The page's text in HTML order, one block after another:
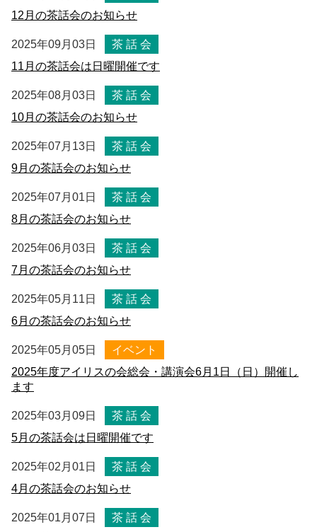
12月の茶話会のお知らせ
2025年09月03日
茶 話 会
11月の茶話会は日曜開催です
2025年08月03日
茶 話 会
10月の茶話会のお知らせ
2025年07月13日
茶 話 会
9月の茶話会のお知らせ
2025年07月01日
茶 話 会
8月の茶話会のお知らせ
2025年06月03日
茶 話 会
7月の茶話会のお知らせ
2025年05月11日
茶 話 会
6月の茶話会のお知らせ
2025年05月05日
イベント
2025年度アイリスの会総会・講演会6月1日（日）開催し
ます
2025年03月09日
茶 話 会
5月の茶話会は日曜開催です
2025年02月01日
茶 話 会
4月の茶話会のお知らせ
2025年01月07日
茶 話 会